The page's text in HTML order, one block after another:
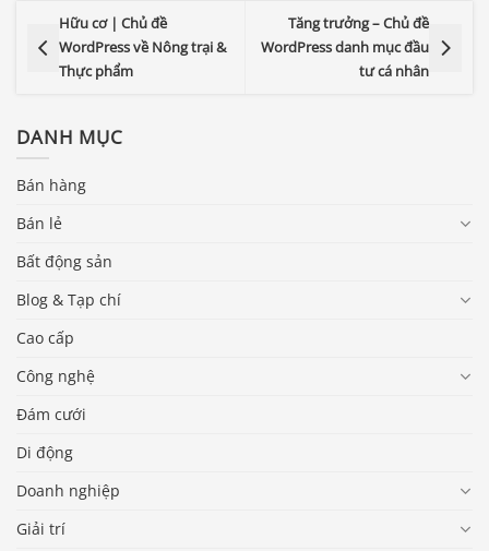
Hữu cơ | Chủ đề
WordPress về Nông trại &
Thực phẩm
Tăng trưởng – Chủ đề
WordPress danh mục đầu
tư cá nhân
DANH MỤC
Bán hàng
Bán lẻ
Bất động sản
Blog & Tạp chí
Cao cấp
Công nghệ
Đám cưới
Di động
Doanh nghiệp
Giải trí